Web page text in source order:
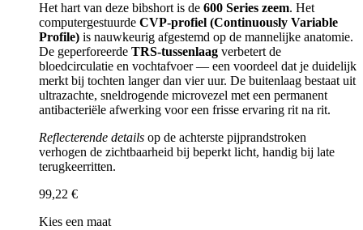
Het hart van deze bibshort is de 600 Series zeem. Het
computergestuurde CVP-profiel (Continuously Variable
Profile) is nauwkeurig afgestemd op de mannelijke anatomie.
De geperforeerde TRS-tussenlaag verbetert de
bloedcirculatie en vochtafvoer — een voordeel dat je duidelijk
merkt bij tochten langer dan vier uur. De buitenlaag bestaat uit
ultrazachte, sneldrogende microvezel met een permanent
antibacteriële afwerking voor een frisse ervaring rit na rit.
Reflecterende details op de achterste pijprandstroken
verhogen de zichtbaarheid bij beperkt licht, handig bij late
terugkeerritten.
99,22 €
Kies een maat